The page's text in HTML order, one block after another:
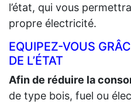
l’état, qui vous
propre électricité.
EQUIPEZ-VOUS
DE L’ÉTAT
Afin de réduire la
de type bois, fuel ou